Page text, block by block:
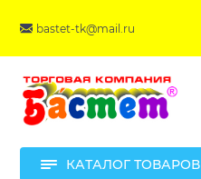
bastet-tk@mail.ru
КАТАЛОГ ТОВАРОВ